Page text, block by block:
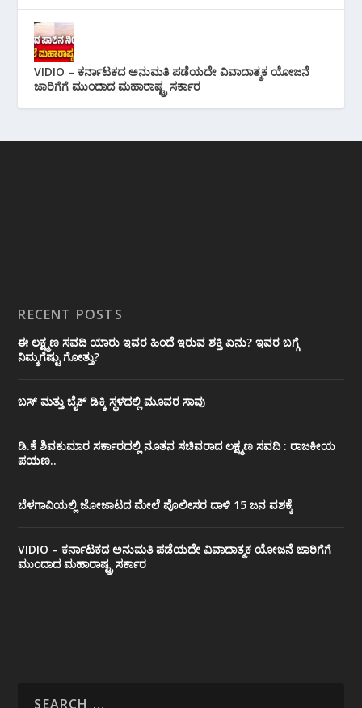
VIDIO – ಕರ್ನಾಟಕದ ಅನುಮತಿ ಪಡೆಯದೇ ವಿವಾದಾತ್ಮಕ ಯೋಜನೆ
ಜಾರಿಗೆಗೆ ಮುಂದಾದ ಮಹಾರಾಷ್ಟ್ರ ಸರ್ಕಾರ
RECENT POSTS
ಈ ಲಕ್ಷ್ಮಣ ಸವದಿ ಯಾರು ಇವರ ಹಿಂದೆ ಇರುವ ಶಕ್ತಿ ಏನು? ಇವರ ಬಗ್ಗೆ
ನಿಮ್ಮಗೆಷ್ಟು ಗೋತ್ತು?
ಬಸ್ ಮತ್ತು ಬೈಕ್ ಡಿಕ್ಕಿ ಸ್ಥಳದಲ್ಲಿ ಮೂವರ ಸಾವು
ಡಿ.ಕೆ ಶಿವಕುಮಾರ ಸರ್ಕಾರದಲ್ಲಿ ನೂತನ ಸಚಿವರಾದ ಲಕ್ಷ್ಮಣ ಸವದಿ : ರಾಜಕೀಯ
ಪಯಣ..
ಬೆಳಗಾವಿಯಲ್ಲಿ ಜೋಜಾಟದ ಮೇಲೆ ಪೊಲೀಸರ ದಾಳಿ 15 ಜನ ವಶಕ್ಕೆ
VIDIO – ಕರ್ನಾಟಕದ ಅನುಮತಿ ಪಡೆಯದೇ ವಿವಾದಾತ್ಮಕ ಯೋಜನೆ ಜಾರಿಗೆಗೆ
ಮುಂದಾದ ಮಹಾರಾಷ್ಟ್ರ ಸರ್ಕಾರ